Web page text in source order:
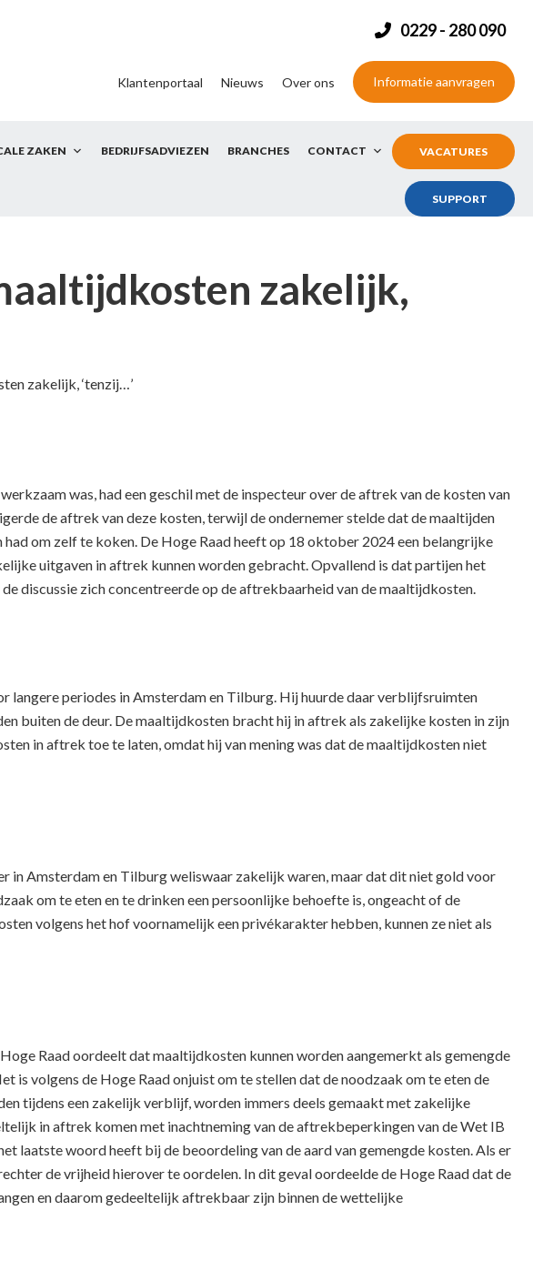
0229 - 280 090
Klantenportaal Nieuws Over ons Informatie aanvragen
ZAKEN BEDRIJFSADVIEZEN BRANCHES CONTACT VACATURES
SUPPORT
zakelijk,
zakelijk, ‘tenzij…’
was, had een geschil met de inspecteur over de aftrek van de kosten van
de aftrek van deze kosten, terwijl de ondernemer stelde dat de maaltijden
om zelf te koken. De Hoge Raad heeft op 18 oktober 2024 een belangrijke
uitgaven in aftrek kunnen worden gebracht. Opvallend is dat partijen het
discussie zich concentreerde op de aftrekbaarheid van de maaltijdkosten.
langere periodes in Amsterdam en Tilburg. Hij huurde daar verblijfsruimten
buiten de deur. De maaltijdkosten bracht hij in aftrek als zakelijke kosten in zijn
in aftrek toe te laten, omdat hij van mening was dat de maaltijdkosten niet
in Amsterdam en Tilburg weliswaar zakelijk waren, maar dat dit niet gold voor
om te eten en te drinken een persoonlijke behoefte is, ongeacht of de
volgens het hof voornamelijk een privékarakter hebben, kunnen ze niet als
Raad oordeelt dat maaltijdkosten kunnen worden aangemerkt als gemengde
is volgens de Hoge Raad onjuist om te stellen dat de noodzaak om te eten de
tijdens een zakelijk verblijf, worden immers deels gemaakt met zakelijke
in aftrek komen met inachtneming van de aftrekbeperkingen van de Wet IB
laatste woord heeft bij de beoordeling van de aard van gemengde kosten. Als er
de vrijheid hierover te oordelen. In dit geval oordeelde de Hoge Raad dat de
en daarom gedeeltelijk aftrekbaar zijn binnen de wettelijke